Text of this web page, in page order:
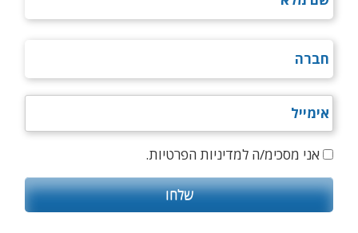
אני מסכימ/ה למדיניות הפרטיות.